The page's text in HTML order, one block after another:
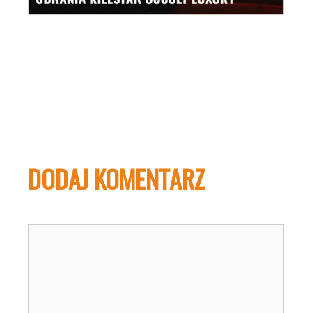
DODAJ KOMENTARZ